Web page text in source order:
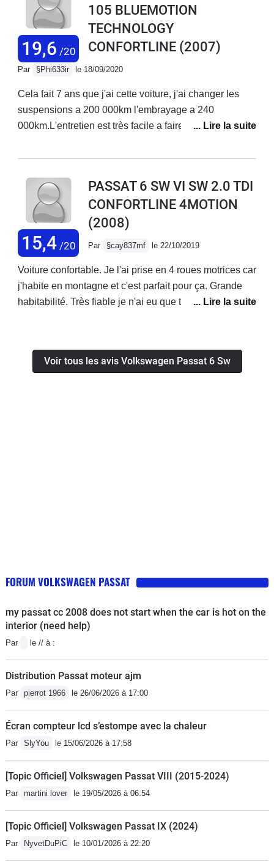
maniable en ville qu'une citadine grâce à ses aides
relativement au point pour l'epoque.
19,6 /20
105 BLUEMOTION
TECHNOLOGY
CONFORTLINE (2007)
Par §Phi633ir le 18/09/2020
Cela fait 7 ans que j'ai cette voiture, j'ai changer les
suspensions a 200 000km l'embrayage a 240
000km.L'entretien est très facile a faire sois
un peu dans les tours!Voiture très fiable, même a 330
changer, je reprendrai la même! Très bon équipement
intérieur, surtout avec le pack Famille : rideau pare-
soleil intégrés dans les porte arrière, prise 220v,
système de rail dans le coffre, rehausseur intégré dans
la banquette arrière.
15,4/20
PASSAT 6 SW VI SW 2.0 TDI
CONFORTLINE 4MOTION
(2008)
Par §cay837mf le 22/10/2019
Voiture confortable. Je l'ai prise en 4 roues motrices car
j'habite en montagne et c'est parfait pour ça. Grande
habitabilité. Très fiable je n'ai eu que très peu de
conclusion c'est une très bonne voiture.
Voir tous les avis Volkswagen Passat 6 Sw
FORUM VOLKSWAGEN PASSAT
my passat cc 2008 does not start when the car is hot on the
interior (need help)
Par le // à :
Distribution Passat moteur ajm
Par pierrot 1966 le 26/06/2026 à 17:00
Écran compteur lcd s’estompe avec la chaleur
Par SlyYou le 15/06/2026 à 17:58
[Topic Officiel] Volkswagen Passat VIII (2015-2024)
Par martini lover le 19/05/2026 à 06:54
[Topic Officiel] Volkswagen Passat IX (2024)
Par NyvetDuPiC le 10/01/2026 à 22:20